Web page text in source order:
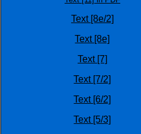
Text [8e/2]
Text [8e]
Text [7]
Text [7/2]
Text [6/2]
Text [5/3]